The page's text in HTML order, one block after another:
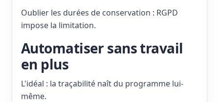
Oublier les durées de conservation : RGPD
impose la limitation.
Automatiser sans travail
en plus
L'idéal : la traçabilité naît du programme lui-
même.